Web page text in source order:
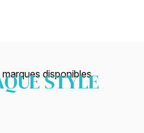
disponibles​
STYLE